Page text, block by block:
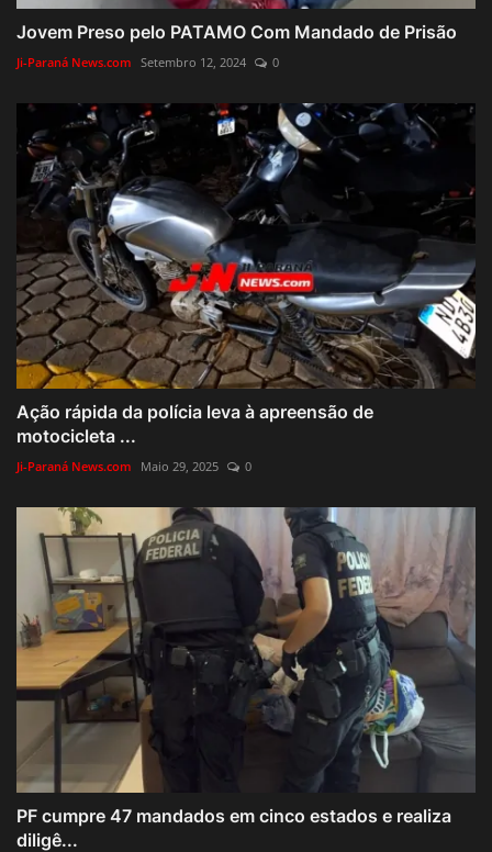
Jovem Preso pelo PATAMO Com Mandado de Prisão
Ji-Paraná News.com Setembro 12, 2024 0
Ação rápida da polícia leva à apreensão de
motocicleta ...
Ji-Paraná News.com Maio 29, 2025 0
PF cumpre 47 mandados em cinco estados e realiza
diligê...